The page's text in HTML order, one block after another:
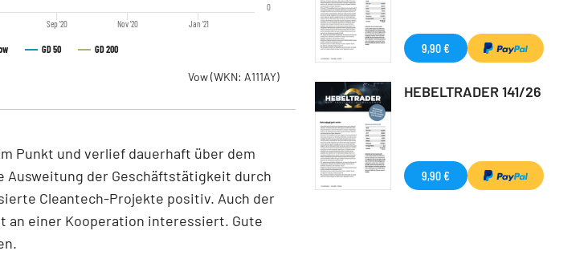
GD 50 GD 200
Jan '21
Sep '20 Nov '20
0
Vow(WKN: A111AY)
Punkt und verlief dauerhaft über dem
Ausweitung der Geschäftstätigkeit durch
Cleantech-Projekte positiv. Auch der
an einer Kooperation interessiert. Gute
9,90 €
HEBELTRADER 141/26
9,90 €